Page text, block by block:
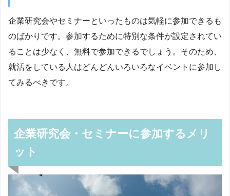
企業研究会やセミナーといったものは気軽に参加できるも
のばかりです。参加するために特別な条件が設定されてい
ることは少なく、無料で参加できるでしょう。そのため、
就活をしている人はどんどんいろいろなイベントに参加し
てみるべきです。
企業研究会・セミナーに参加するメリ
ット